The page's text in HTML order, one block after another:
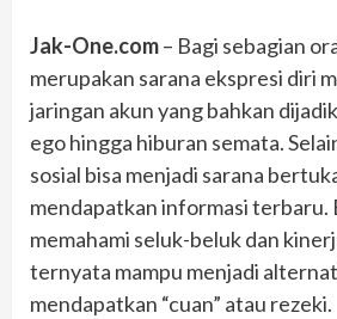
Jak-One.com– Bagi sebagian
merupakan sarana ekspresi diri
jaringan akun yang bahkan
ego hingga hiburan semata.
sosial bisa menjadi sarana
mendapatkan informasi terbaru.
memahami seluk-beluk dan
ternyata mampu menjadi
mendapatkan “cuan” atau rezeki.